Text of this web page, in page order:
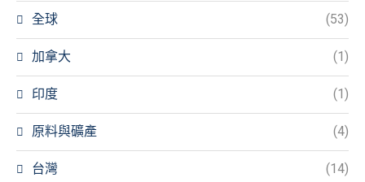
全球 (53)
加拿大 (1)
印度 (1)
原料與礦產 (4)
台灣 (14)